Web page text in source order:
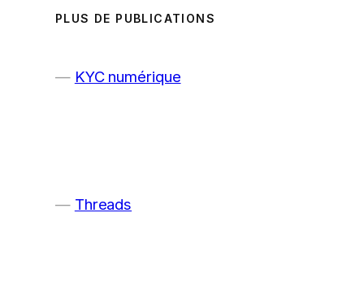
PLUS DE PUBLICATIONS
KYC numérique
Threads